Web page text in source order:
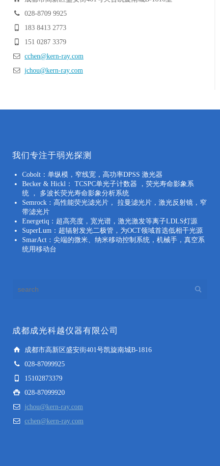
028-8709 9925
183 8413 2773
151 0287 3379
cchen@kern-ray.com
jchou@kern-ray.com
我们专注于弱光探测
Cobolt：单纵模，窄线宽，高功率DPSS 激光器
Becker & Hickl： TCSPC单光子计数器 ，荧光寿命影象系
统 ， 多波长荧光寿命影象分析系统
Semrock：高性能荧光滤光片， 拉曼滤光片，激光反射镜，窄
带滤光片
Energetiq：超高亮度，宽光谱，激光激发等离子LDLS灯源
SuperLum：超辐射发光二极管，为OCT领域首选低相干光源
SmarAct：尖端的微米、纳米移动控制系统，机械手，真空系
统用移动台
成都成光科越仪器有限公司
成都市高新区盛安街401号凯旋南城B-1816
028-87099925
15102873379
028-87099920
jchou@kern-ray.com
cchen@kern-ray.com